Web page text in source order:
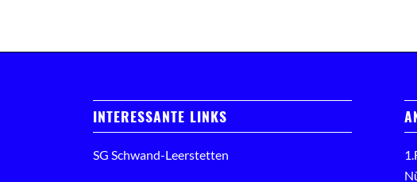
INTERESSANTE LINKS
SG Schwand-Leerstetten